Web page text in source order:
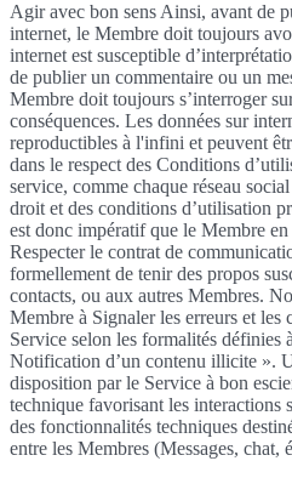
Agir avec bon sens Ainsi, avant de
internet, le Membre doit toujours
internet est susceptible
de publier un commentaire ou un
Membre doit toujours s’interroger
conséquences. Les données sur
reproductibles à l'infini et peuvent
dans le respect des Conditions
service, comme chaque réseau
droit et des conditions d’utilisation
est donc impératif que le Membre en
Respecter le contrat de
formellement de tenir des propos
contacts, ou aux autres Membres.
Membre à Signaler les erreurs et
Service selon les formalités définies
Notification d’un contenu illicite ».
disposition par le Service à bon
technique favorisant les interactions
des fonctionnalités techniques
entre les Membres (Messages, chat,